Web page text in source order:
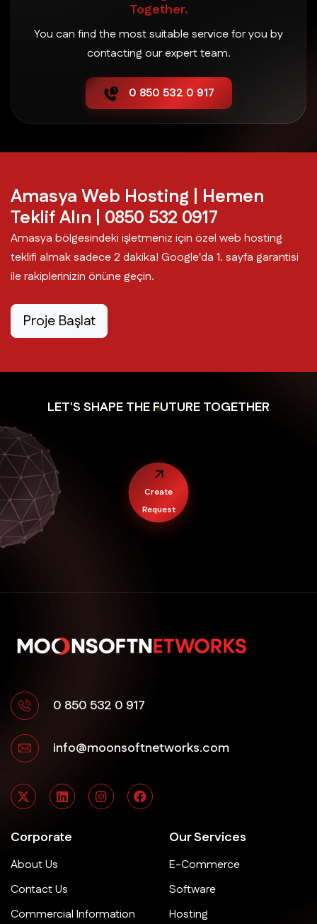
Together.
You can find the most suitable service for you by
contacting our expert team.
0 850 532 0 917
Amasya Web Hosting | Hemen
Teklif Alın | 0850 532 0917
Amasya bölgesindeki işletmeniz için özel web hosting
teklifi almak sadece 2 dakika! Google'da 1. sayfa garantisi
ile rakiplerinizin önüne geçin.
Proje Başlat
LET'S SHAPE THE FUTURE TOGETHER
Create
Request
0 850 532 0 917
info@moonsoftnetworks.com
Corporate
About Us
Contact Us
Commercial Information
Our Services
E-Commerce
Software
Hosting